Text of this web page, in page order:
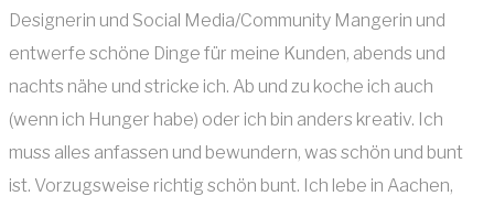
Designerin und Social Media/Community Mangerin und
entwerfe schöne Dinge für meine Kunden, abends und
nachts nähe und stricke ich. Ab und zu koche ich auch
(wenn ich Hunger habe) oder ich bin anders kreativ. Ich
muss alles anfassen und bewundern, was schön und bunt
ist. Vorzugsweise richtig schön bunt. Ich lebe in Aachen,